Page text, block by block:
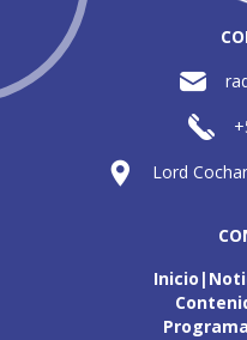
Lord
Inicio